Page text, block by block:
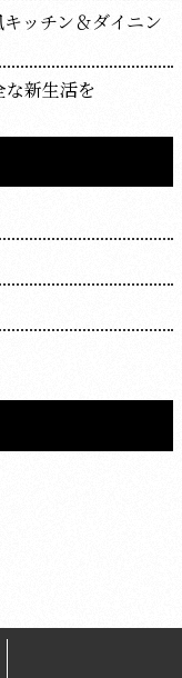
ッチン＆ダイニン
新生活を